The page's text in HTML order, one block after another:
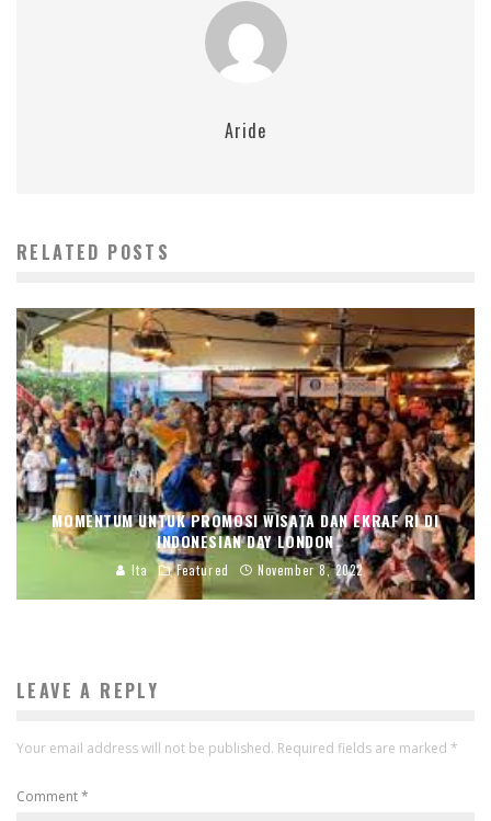
Aride
RELATED POSTS
MOMENTUM UNTUK PROMOSI WISATA DAN EKRAF RI DI
INDONESIAN DAY LONDON
Ita Featured November 8, 2022
LEAVE A REPLY
Your email address will not be published. Required fields are marked *
Comment*